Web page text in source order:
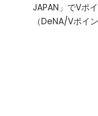
JAPAN」でVポ
（DeNA/Vポイ